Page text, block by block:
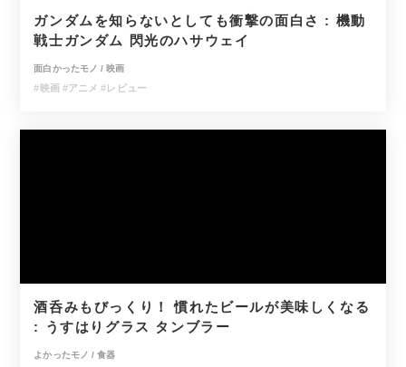
ガンダムを知らないとしても衝撃の面白さ : 機動
戦士ガンダム 閃光のハサウェイ
面白かったモノ / 映画
#映画 #アニメ#レビュー
酒呑みもびっくり！ 慣れたビールが美味しくなる
: うすはりグラス タンブラー
よかったモノ /食器